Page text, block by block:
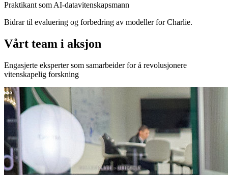
Praktikant som AI-datavitenskapsmann
Bidrar til evaluering og forbedring av modeller for Charlie.
Vårt team i aksjon
Engasjerte eksperter som samarbeider for å revolusjonere
vitenskapelig forskning